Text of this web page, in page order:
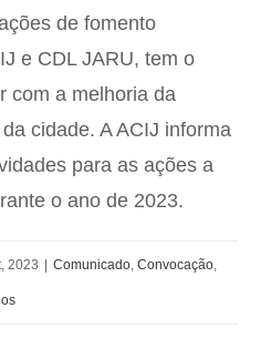
de fomento
e CDL JARU, tem o
com a melhoria da
cidade. A ACIJ informa
para as ações a
o ano de 2023.
2023 | Comunicado Convocação